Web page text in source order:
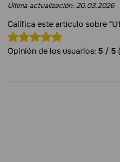
Última actualización: 20.03.2026
Califica este artículo sobre
Opinión de los usuarios: 5 / 5